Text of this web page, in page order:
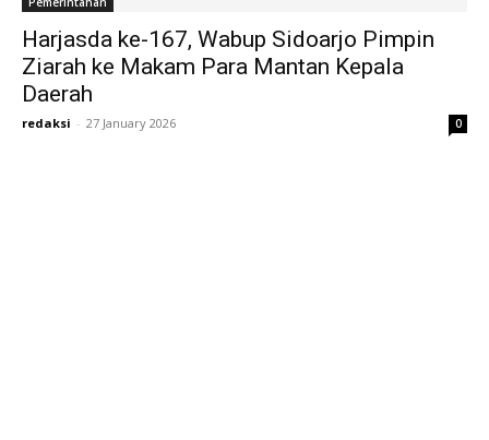
Harjasda ke-167, Wabup Sidoarjo Pimpin
Ziarah ke Makam Para Mantan Kepala
Daerah
redaksi - 27 January 2026 0